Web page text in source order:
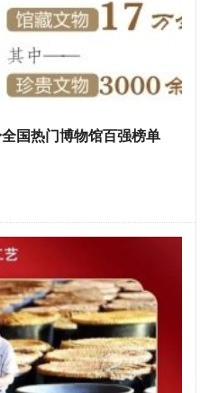
国热门博物馆百强榜单